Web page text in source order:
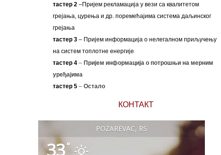
тастер 2–Пријем рекламација у вези са квалитетом
грејања, цурења и др. поремећајима система даљинског
грејања
тастер 3– Пријем информација о нелегалном приључењу
на систем топлотне енергије
тастер 4 – Пријем информација о потрошњи на мерним
уређајима
тастер 5 – Остало
КОНТАКТ
POŽAREVAC, RS
33°